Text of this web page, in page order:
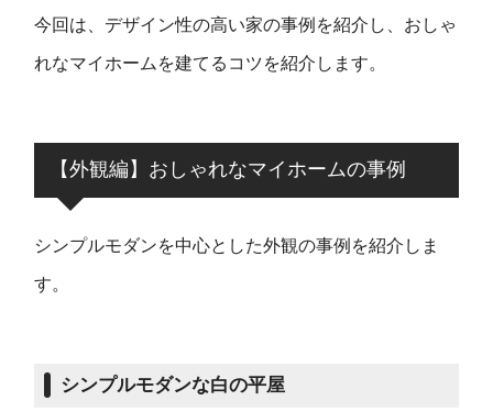
今回は、デザイン性の高い家の事例を紹介し、おしゃ
れなマイホームを建てるコツを紹介します。
【外観編】おしゃれなマイホームの事例
シンプルモダンを中心とした外観の事例を紹介しま
す。
シンプルモダンな白の平屋